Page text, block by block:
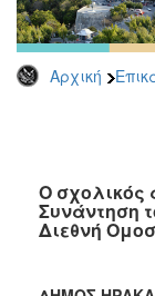
Αρχική
Αρχείο
2026
2025
2022
2021
2019
O σχολικός
Συνάντηση
Διεθνή